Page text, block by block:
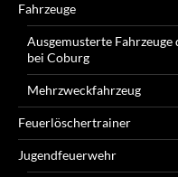
Fahrzeuge
Ausgemusterte
bei Coburg
Mehrzweckfahrzeug
Feuerlöschertrainer
Jugendfeuerwehr